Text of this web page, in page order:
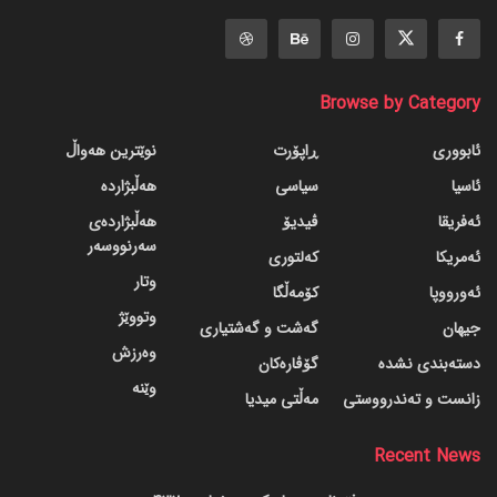
Browse by Category
ئابووری
ئاسیا
ئەفریقا
ئەمریکا
ئەورووپا
جیهان
دسته‌بندی نشده
زانست و تەندرووستی
ڕاپۆرت
سیاسی
ڤیدیۆ
کەلتوری
کۆمەڵگا
گه‌شت و گه‌شتیاری
گۆڤاره‌کان
مەڵتی میدیا
نوێترین هەواڵ
هەڵبژاردە
هەڵبژاردەی
سەرنووسەر
وتار
وتووێژ
وەرزش
وێنە
Recent News